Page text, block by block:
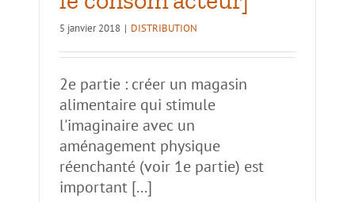
5 janvier 2018 | DISTRIBUTION
2e partie : créer un magasin
alimentaire qui stimule
l'imaginaire avec un
aménagement physique
réenchanté (voir 1e partie) est
important [...]